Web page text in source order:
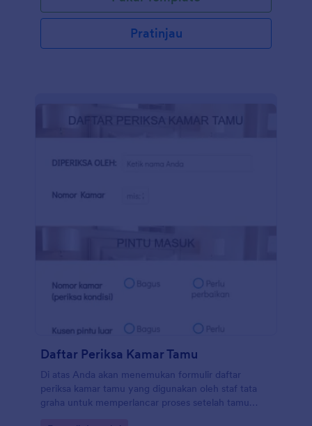
Pratinjau
Daftar Periksa Kamar Tamu
Di atas Anda akan menemukan formulir daftar
periksa kamar tamu yang digunakan oleh staf tata
graha untuk memperlancar proses setelah tamu